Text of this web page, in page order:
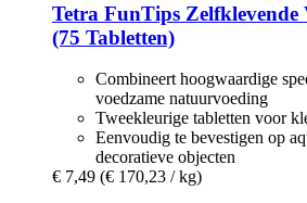
Tetra FunTips Zelfklevende
(75 Tabletten)
Combineert hoogwaardige
voedzame natuurvoeding
Tweekleurige tabletten voor
Eenvoudig te bevestigen op
decoratieve objecten
€ 7,49 (€ 170,23 / kg)